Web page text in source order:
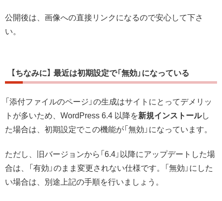
公開後は、画像への直接リンクになるので安心して下さ
い。
【ちなみに】 最近は初期設定で「無効」になっている
「添付ファイルのページ」の生成はサイトにとってデメリッ
トが多いため、WordPress 6.4 以降を新規インストールし
た場合は、初期設定でこの機能が「無効」になっています。
ただし、旧バージョンから「6.4」以降にアップデートした場
合は、「有効」のまま変更されない仕様です。「無効」にした
い場合は、別途上記の手順を行いましょう。